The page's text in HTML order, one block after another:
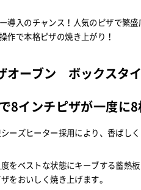
導入のチャンス！人気のピザで繁盛
作で本格ピザの焼き上がり！
オーブン ボックスタ
8インチピザが一度に8
ーズヒーター採用により、香ばし
をベストな状態にキーブする蓄熱
をおいしく焼き上げます。